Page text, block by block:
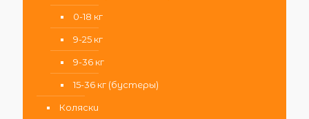
0-18 кг
9-25 кг
9-36 кг
15-36 кг (бустеры)
Коляски